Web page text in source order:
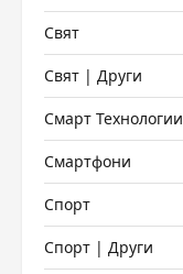
Свят
Свят | Други
Смарт Технологии
Смартфони
Спорт
Спорт | Други